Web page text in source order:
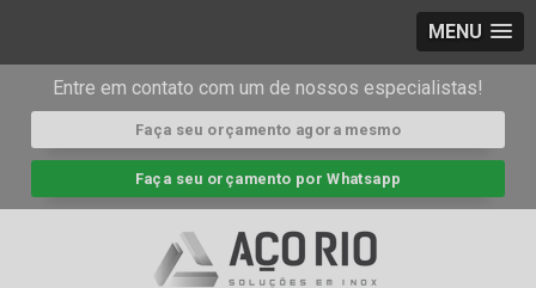
MENU
Entre em contato com um de nossos especialistas!
Faça seu orçamento agora mesmo
Faça seu orçamento por Whatsapp